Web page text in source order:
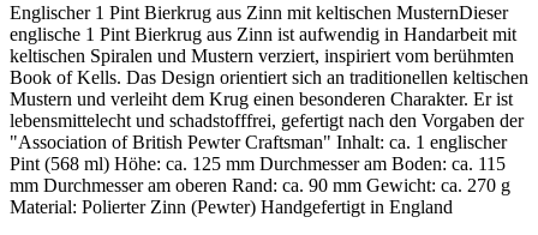
Englischer 1 Pint Bierkrug aus Zinn mit keltischen MusternDieser
englische 1 Pint Bierkrug aus Zinn ist aufwendig in Handarbeit mit
keltischen Spiralen und Mustern verziert, inspiriert vom berühmten
Book of Kells. Das Design orientiert sich an traditionellen keltischen
Mustern und verleiht dem Krug einen besonderen Charakter. Er ist
lebensmittelecht und schadstofffrei, gefertigt nach den Vorgaben der
"Association of British Pewter Craftsman" Inhalt: ca. 1 englischer
Pint (568 ml) Höhe: ca. 125 mm Durchmesser am Boden: ca. 115
mm Durchmesser am oberen Rand: ca. 90 mm Gewicht: ca. 270 g
Material: Polierter Zinn (Pewter) Handgefertigt in England